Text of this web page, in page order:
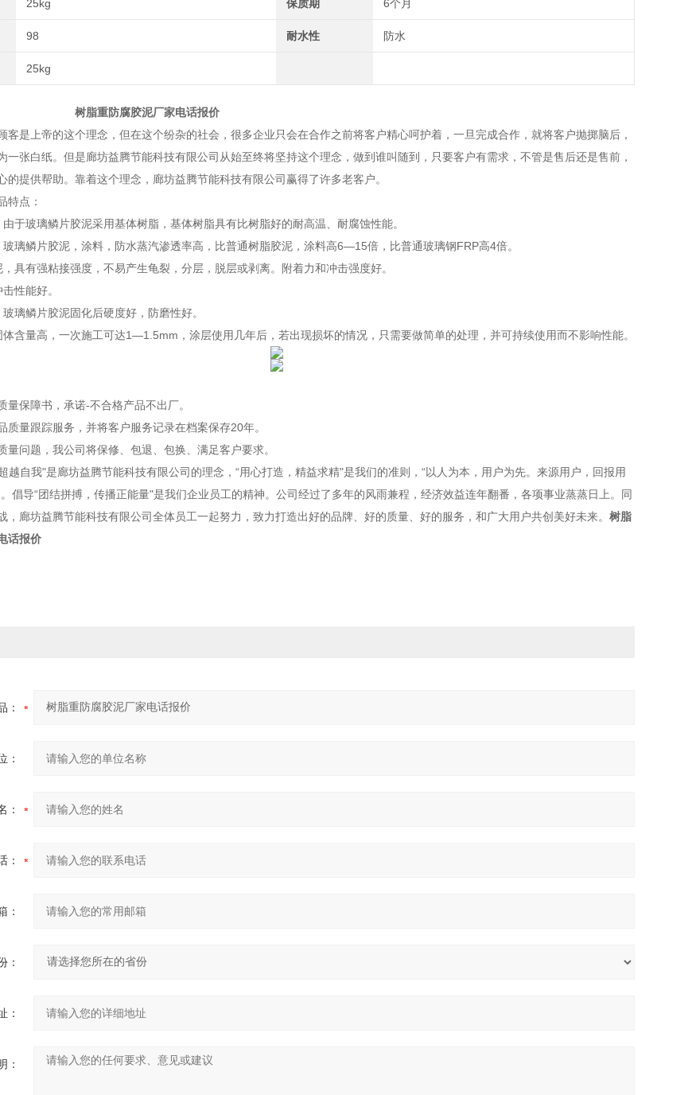
25kg 保质期 6个月
98 耐水性 防水
25kg
腐胶泥厂家电话报价
是上帝的这个理念，但在这个纷杂的社会，很多企业只会在合作之前将客户精心呵护着，一旦完成合作，就将客户抛掷脑后，
一张白纸。但是廊坊益腾节能科技有限公司从始至终将坚持这个理念，做到谁叫随到，只要客户有需求，不管是售后还是售前，
的提供帮助。靠着这个理念，廊坊益腾节能科技有限公司赢得了许多老客户。
特点：
于玻璃鳞片胶泥采用基体树脂，基体树脂具有比树脂好的耐高温、耐腐蚀性能。
璃鳞片胶泥，涂料，防水蒸汽渗透率高，比普通树脂胶泥，涂料高6—15倍，比普通玻璃钢FRP高4倍。
具有强粘接强度，不易产生龟裂，分层，脱层或剥离。附着力和冲击强度好。
性能好。
璃鳞片胶泥固化后硬度好，防磨性好。
含量高，一次施工可达1—1.5mm，涂层使用几年后，若出现损坏的情况，只需要做简单的处理，并可持续使用而不影响性能。
保障书，承诺-不合格产品不出厂。
量跟踪服务，并将客户服务记录在档案保存20年。
问题，我公司将保修、包退、包换、满足客户要求。
自我"是廊坊益腾节能科技有限公司的理念，“用心打造，精益求精"是我们的准则，“以人为本，用户为先。来源用户，回报用
倡导“团结拼搏，传播正能量"是我们企业员工的精神。公司经过了多年的风雨兼程，经济效益连年翻番，各项事业蒸蒸日上。同
，廊坊益腾节能科技有限公司全体员工一起努力，致力打造出好的品牌、好的质量、好的服务，和广大用户共创美好未来。 树脂
话报价
：
：
：
：
：
：
：
：